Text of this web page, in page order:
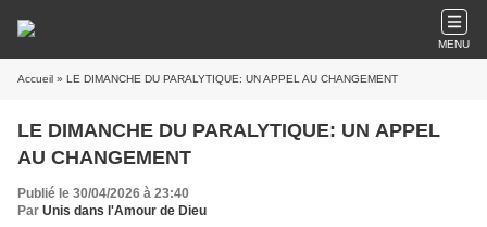
MENU
Accueil » LE DIMANCHE DU PARALYTIQUE: UN APPEL AU CHANGEMENT
LE DIMANCHE DU PARALYTIQUE: UN APPEL
AU CHANGEMENT
Publié le 30/04/2026 à 23:40
Par Unis dans l'Amour de Dieu